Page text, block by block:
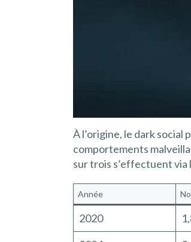
À l’origine, le dark social
comportements
sur trois s’effectuent
Année
2020